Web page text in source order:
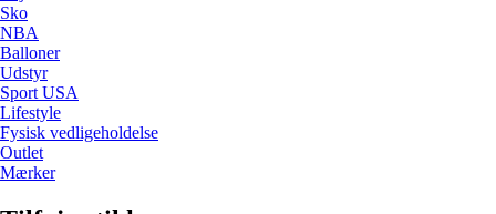
Sko
NBA
Balloner
Udstyr
Sport USA
Lifestyle
Fysisk vedligeholdelse
Outlet
Mærker